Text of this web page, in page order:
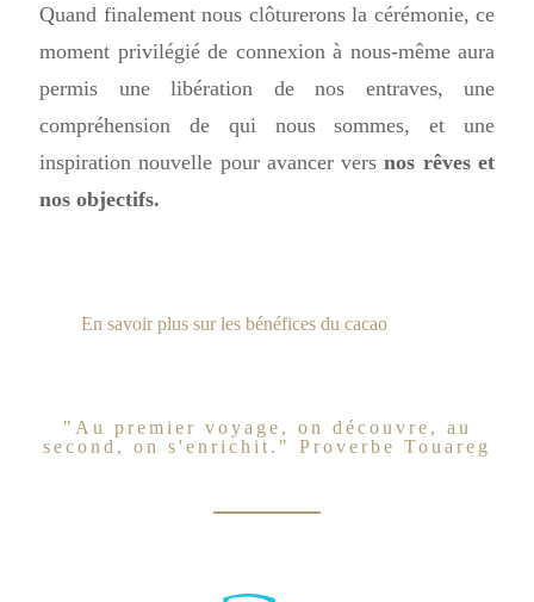
Quand finalement nous clôturerons la cérémonie, ce
moment privilégié de connexion à nous-même aura
permis une libération de nos entraves, une
compréhension de qui nous sommes, et une
inspiration nouvelle pour avancer versnos rêves et
nos objectifs.
En savoir plus sur les bénéfices du cacao
"Au premier voyage, on découvre, au
second, on s'enrichit." Proverbe Touareg